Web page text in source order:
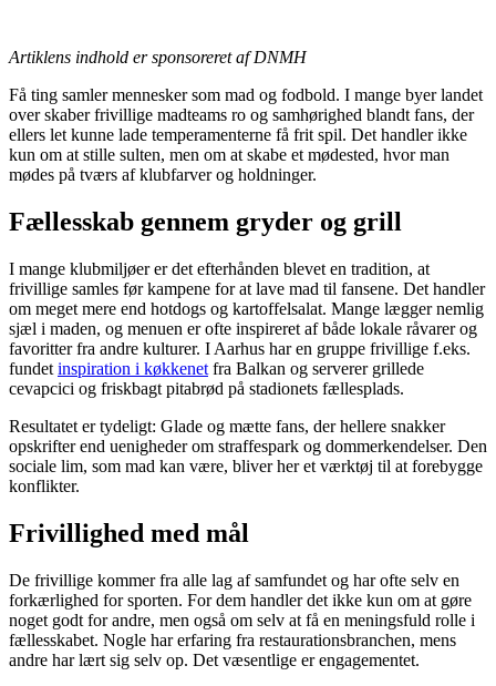
Artiklens indhold er sponsoreret af DNMH
Få ting samler mennesker som mad og fodbold. I mange byer landet
over skaber frivillige madteams ro og samhørighed blandt fans, der
ellers let kunne lade temperamenterne få frit spil. Det handler ikke
kun om at stille sulten, men om at skabe et mødested, hvor man
mødes på tværs af klubfarver og holdninger.
Fællesskab gennem gryder og grill
I mange klubmiljøer er det efterhånden blevet en tradition, at
frivillige samles før kampene for at lave mad til fansene. Det handler
om meget mere end hotdogs og kartoffelsalat. Mange lægger nemlig
sjæl i maden, og menuen er ofte inspireret af både lokale råvarer og
favoritter fra andre kulturer. I Aarhus har en gruppe frivillige f.eks.
fundet inspiration i køkkenet fra Balkan og serverer grillede
cevapcici og friskbagt pitabrød på stadionets fællesplads.
Resultatet er tydeligt: Glade og mætte fans, der hellere snakker
opskrifter end uenigheder om straffespark og dommerkendelser. Den
sociale lim, som mad kan være, bliver her et værktøj til at forebygge
konflikter.
Frivillighed med mål
De frivillige kommer fra alle lag af samfundet og har ofte selv en
forkærlighed for sporten. For dem handler det ikke kun om at gøre
noget godt for andre, men også om selv at få en meningsfuld rolle i
fællesskabet. Nogle har erfaring fra restaurationsbranchen, mens
andre har lært sig selv op. Det væsentlige er engagementet.